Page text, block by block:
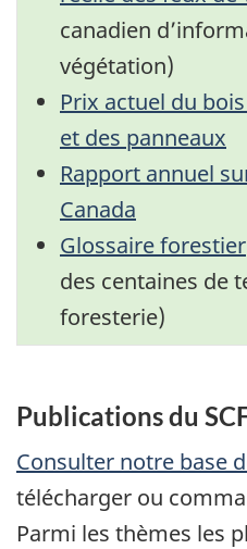
canadien
végétation)
Prix actuel du
et des panneaux
Rapport annuel
Canada
Glossaire forestier
des centaines de
foresterie)
Publications du
Consulter notre base
télécharger ou
Parmi les thèmes les